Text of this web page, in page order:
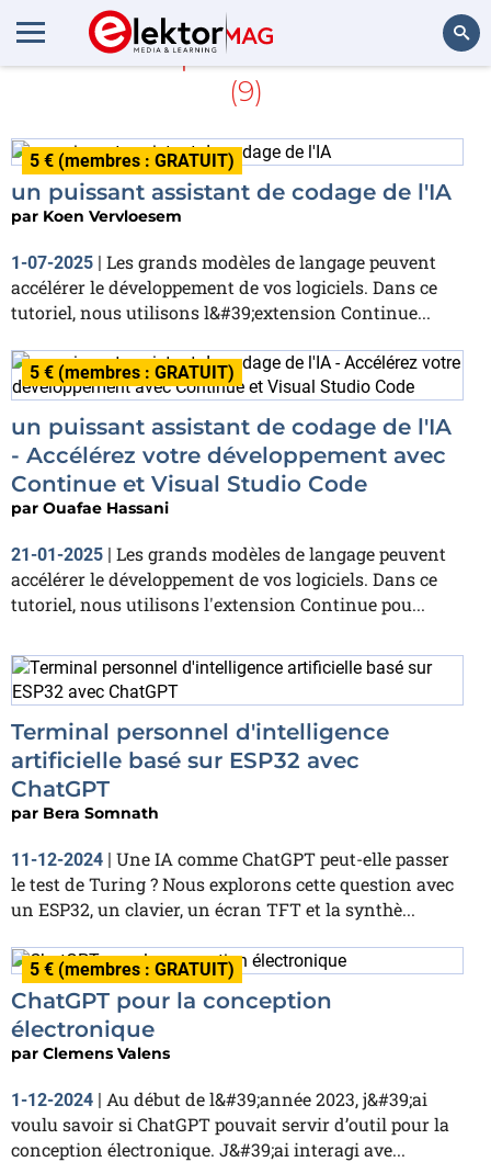
En savoir plus sur ChatGPT
(9)
5 € (membres : GRATUIT)
un puissant assistant de codage de l'IA
par Koen Vervloesem
1-07-2025 | Les grands modèles de langage peuvent
accélérer le développement de vos logiciels. Dans ce
tutoriel, nous utilisons l&#39;extension Continue...
5 € (membres : GRATUIT)
un puissant assistant de codage de l'IA
- Accélérez votre développement avec
Continue et Visual Studio Code
par Ouafae Hassani
21-01-2025 | Les grands modèles de langage peuvent
accélérer le développement de vos logiciels. Dans ce
tutoriel, nous utilisons l'extension Continue pou...
Terminal personnel d'intelligence
artificielle basé sur ESP32 avec
ChatGPT
par Bera Somnath
11-12-2024 | Une IA comme ChatGPT peut-elle passer
le test de Turing ? Nous explorons cette question avec
un ESP32, un clavier, un écran TFT et la synthè...
5 € (membres : GRATUIT)
ChatGPT pour la conception
électronique
par Clemens Valens
1-12-2024 | Au début de l&#39;année 2023, j&#39;ai
voulu savoir si ChatGPT pouvait servir d’outil pour la
conception électronique. J&#39;ai interagi ave...